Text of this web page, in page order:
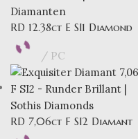
RD 12.38ct E SI1 Diamond
PC
RD 7,06ct F SI2 Diamant